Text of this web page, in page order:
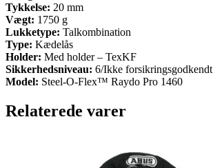
Tykkelse: 20 mm
Vægt: 1750 g
Lukketype: Talkombination
Type: Kædelås
Holder: Med holder – TexKF
Sikkerhedsniveau: 6/Ikke forsikringsgodkendt
Model: Steel-O-Flex™ Raydo Pro 1460
Relaterede varer